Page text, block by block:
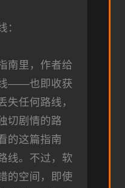
：
南里，作者给
——也即收获
失任何路线，
切剧情的路
的这篇指南
线。不过，软
的空间，即使